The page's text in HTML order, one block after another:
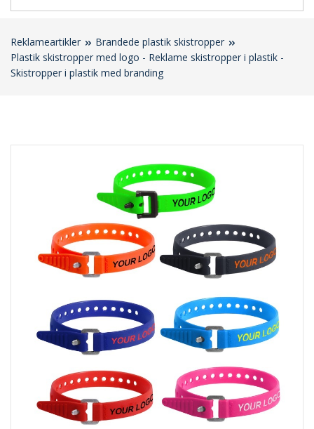
Reklameartikler
Brandede plastik skistropper
Plastik skistropper med logo - Reklame skistropper i plastik -
Skistropper i plastik med branding